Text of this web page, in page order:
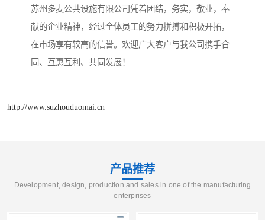
苏州多麦公共设施有限公司凭着团结，务实，敬业，奉
献的企业精神，经过全体员工的努力拼搏和积极开拓，
在市场享有较高的信誉。欢迎广大客户与我公司携手合
同、互惠互利、共同发展！
http://www.suzhouduomai.cn
产品推荐
Development, design, production and sales in one of the manufacturing
enterprises